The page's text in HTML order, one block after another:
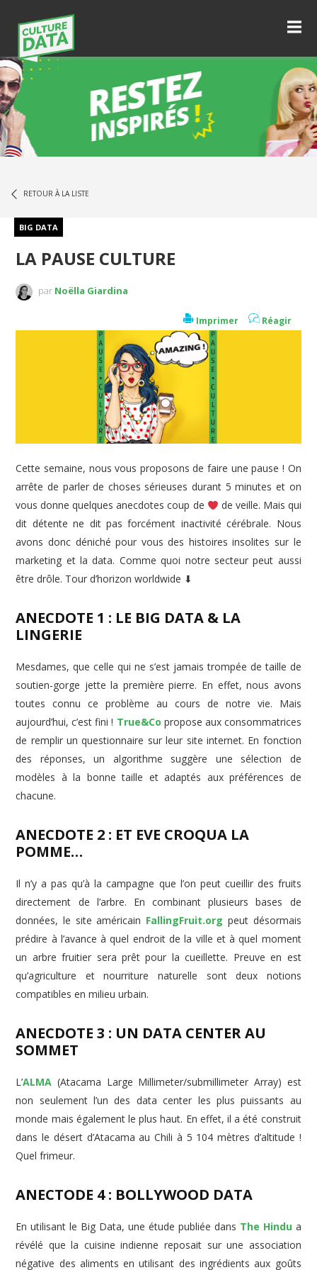
RETOUR À LA LISTE
BIG DATA
LA PAUSE CULTURE
par Noëlla Giardina
Réagir
Imprimer
Cette semaine, nous vous proposons de faire une pause ! On
arrête de parler de choses sérieuses durant 5 minutes et on
vous donne quelques anecdotes coup de
de veille. Mais qui
dit détente ne dit pas forcément inactivité cérébrale. Nous
avons donc déniché pour vous des histoires insolites sur le
marketing et la data. Comme quoi notre secteur peut aussi
être drôle. Tour d’horizon worldwide ⬇
ANECDOTE 1 : LE BIG DATA & LA
LINGERIE
Mesdames, que celle qui ne s’est jamais trompée de taille de
soutien-gorge jette la première pierre. En effet, nous avons
toutes connu ce problème au cours de notre vie. Mais
aujourd’hui, c’est fini ! True&Co propose aux consommatrices
de remplir un questionnaire sur leur site internet. En fonction
des réponses, un algorithme suggère une sélection de
modèles à la bonne taille et adaptés aux préférences de
chacune.
ANECDOTE 2 : ET EVE CROQUA LA
POMME…
Il n’y a pas qu’à la campagne que l’on peut cueillir des fruits
directement de l’arbre. En combinant plusieurs bases de
données, le site américain FallingFruit.org peut désormais
prédire à l’avance à quel endroit de la ville et à quel moment
un arbre fruitier sera prêt pour la cueillette. Preuve en est
qu’agriculture et nourriture naturelle sont deux notions
compatibles en milieu urbain.
ANECDOTE 3 : UN DATA CENTER AU
SOMMET
L’ALMA (Atacama Large Millimeter/submillimeter Array) est
non seulement l’un des data center les plus puissants au
monde mais également le plus haut. En effet, il a été construit
dans le désert d’Atacama au Chili à 5 104 mètres d’altitude !
Quel frimeur.
ANECTODE 4 : BOLLYWOOD DATA
En utilisant le Big Data, une étude publiée dans The Hindua
révélé que la cuisine indienne reposait sur une association
négative des aliments en utilisant des ingrédients aux goûts